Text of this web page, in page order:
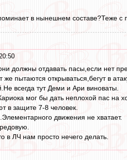
в нынешнем составе?Теже с
должны отдавать пасы,если нет
пытаются открываться,бегут в
всегда тут Деми и Ари виноваты.
мог бы дать неплохой пас на
в защите 7-8 человек.
движения не хватает.
в ЛЧ нам просто нечего делать.